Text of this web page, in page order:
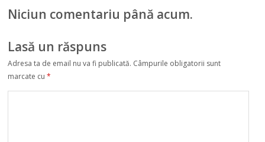
Niciun comentariu până acum.
Lasă un răspuns
Adresa ta de email nu va fi publicată. Câmpurile obligatorii sunt
marcate cu*